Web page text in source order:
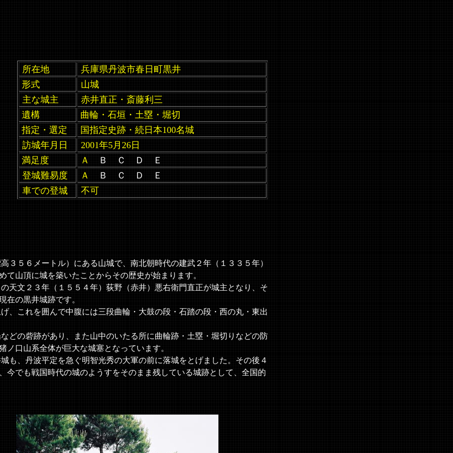
所在地
兵庫県丹波市春日町黒井
形式
山城
主な城主
赤井直正・斎藤利三
遺構
曲輪・石垣・土塁・堀切
指定・選定
国指定史跡・続日本100名城
訪城年月日
2001年5月26日
満足度
Ａ
Ｂ Ｃ Ｄ Ｅ
登城難易度
Ａ
Ｂ Ｃ Ｄ Ｅ
車での登城
不可
５６メートル）にある山城で、南北朝時代の建武２年（１３３５年）
山頂に城を築いたことからその歴史が始まります。
文２３年（１５５４年）荻野（赤井）悪右衛門直正が城主となり、そ
在の黒井城跡です。
これを囲んで中腹には三段曲輪・大鼓の段・石踏の段・西の丸・東出
の砦跡があり、また山中のいたる所に曲輪跡・土塁・堀切りなどの防
口山系全体が巨大な城塞となっています。
、丹波平定を急ぐ明智光秀の大軍の前に落城をとげました。その後４
今でも戦国時代の城のようすをそのまま残している城跡として、全国的